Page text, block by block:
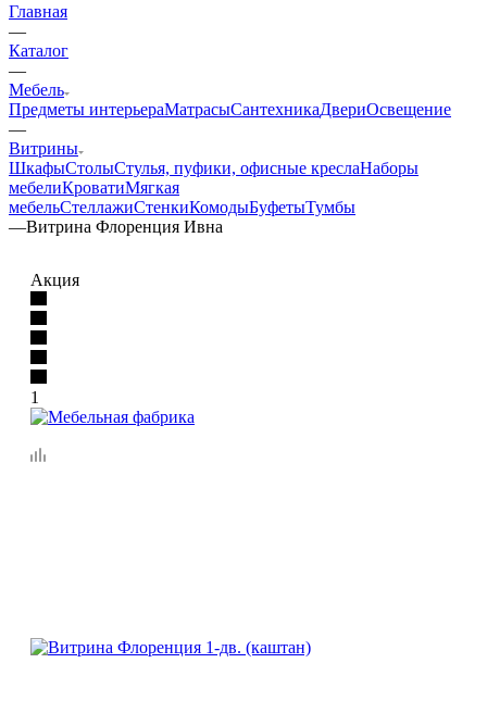
Главная
—
Каталог
—
Мебель
Предметы интерьераМатрасыСантехникаДвериОсвещение
—
Витрины
ШкафыСтолыСтулья, пуфики, офисные креслаНаборы
мебелиКроватиМягкая
мебельСтеллажиСтенкиКомодыБуфетыТумбы
—Витрина Флоренция Ивна
Акция
1